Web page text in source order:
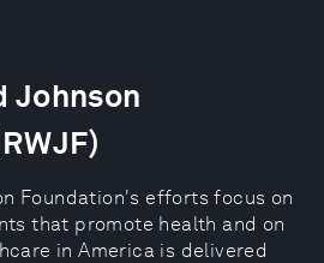
Johnson
Foundation's efforts focus on
that promote health and on
in America is delivered